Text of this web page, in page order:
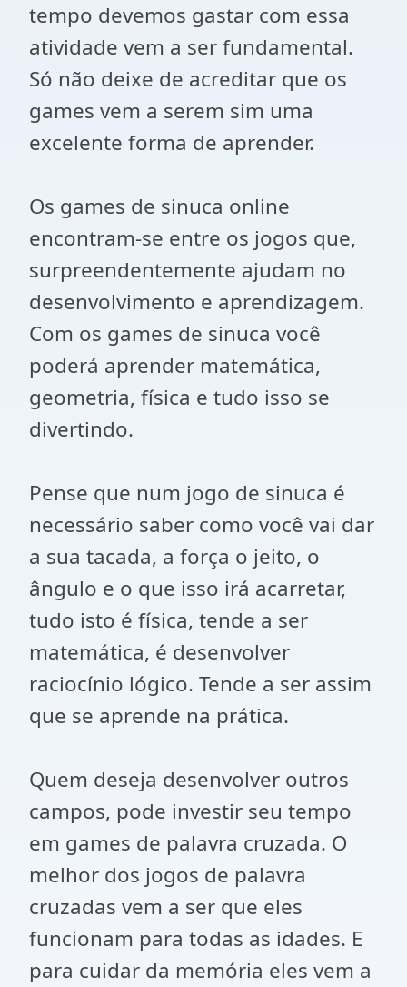
tempo devemos gastar com essa
atividade vem a ser fundamental.
Só não deixe de acreditar que os
games vem a serem sim uma
excelente forma de aprender.
Os games de sinuca online
encontram-se entre os jogos que,
surpreendentemente ajudam no
desenvolvimento e aprendizagem.
Com os games de sinuca você
poderá aprender matemática,
geometria, física e tudo isso se
divertindo.
Pense que num jogo de sinuca é
necessário saber como você vai dar
a sua tacada, a força o jeito, o
ângulo e o que isso irá acarretar,
tudo isto é física, tende a ser
matemática, é desenvolver
raciocínio lógico. Tende a ser assim
que se aprende na prática.
Quem deseja desenvolver outros
campos, pode investir seu tempo
em games de palavra cruzada. O
melhor dos jogos de palavra
cruzadas vem a ser que eles
funcionam para todas as idades. E
para cuidar da memória eles vem a